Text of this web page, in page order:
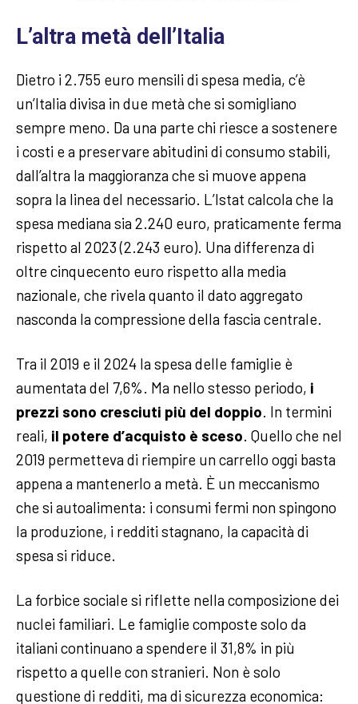
L’altra metà dell’Italia
Dietro i 2.755 euro mensili di spesa media, c’è
un’Italia divisa in due metà che si somigliano
sempre meno. Da una parte chi riesce a sostenere
i costi e a preservare abitudini di consumo stabili,
dall’altra la maggioranza che si muove appena
sopra la linea del necessario. L’Istat calcola che la
spesa mediana sia 2.240 euro, praticamente ferma
rispetto al 2023 (2.243 euro). Una differenza di
oltre cinquecento euro rispetto alla media
nazionale, che rivela quanto il dato aggregato
nasconda la compressione della fascia centrale.
Tra il 2019 e il 2024 la spesa delle famiglie è
aumentata del 7,6%. Ma nello stesso periodo, i
prezzi sono cresciuti più del doppio. In termini
reali, il potere d’acquisto è sceso. Quello che nel
2019 permetteva di riempire un carrello oggi basta
appena a mantenerlo a metà. È un meccanismo
che si autoalimenta: i consumi fermi non spingono
la produzione, i redditi stagnano, la capacità di
spesa si riduce.
La forbice sociale si riflette nella composizione dei
nuclei familiari. Le famiglie composte solo da
italiani continuano a spendere il 31,8% in più
rispetto a quelle con stranieri. Non è solo
questione di redditi, ma di sicurezza economica: